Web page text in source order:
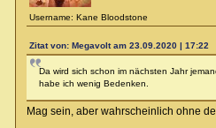
Username: Kane Bloodstone
Zitat von: Megavolt am 23.09.2020 | 17:22
Da wird sich schon im nächsten Jahr
habe ich wenig Bedenken.
Mag sein, aber wahrscheinlich ohne